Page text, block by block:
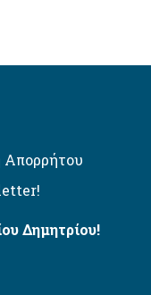
Απορρήτου
Δημητρίου!